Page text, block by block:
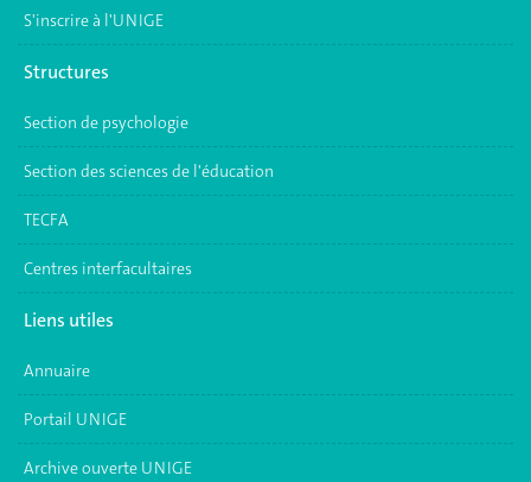
S'inscrire à l'UNIGE
Structures
Section de psychologie
Section des sciences de l'éducation
TECFA
Centres interfacultaires
Liens utiles
Annuaire
Portail UNIGE
Archive ouverte UNIGE